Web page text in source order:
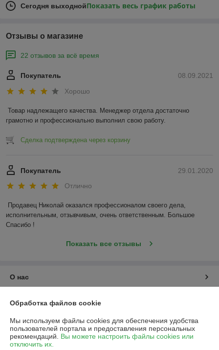
Сегодня выходнойПоказать весь график работы
Отзывы о магазине
22 отзывов за всё время
08.09.2021
Покупатель
Хорошо
Товар надлежащего качества. Менеджер отдела достаточно
грамотно и профессионально выполнил свою работу.
Сделка подтверждена через корзину
29.01.2020
Покупатель
Отлично
Продавец Николай оказался профессионалом своего дела,
исполнительным, отзывчивым, очень ответственным. Большое
Спасибо !
Показать все отзывы
О нас
Контакты
Доставка и оплата
График работы
Обработка файлов cookie
Мы используем файлы cookies для обеспечения удобства
пользователей портала и предоставления персональных
рекомендаций. Вы можете настроить файлы cookies или
отключить их.